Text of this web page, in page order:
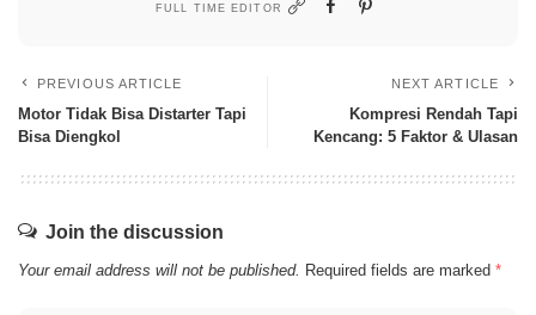
FULL TIME EDITOR
PREVIOUS ARTICLE
Motor Tidak Bisa Distarter Tapi
Bisa Diengkol
NEXT ARTICLE
Kompresi Rendah Tapi
Kencang: 5 Faktor & Ulasan
Join the discussion
Your email address will not be published. Required fields are marked *